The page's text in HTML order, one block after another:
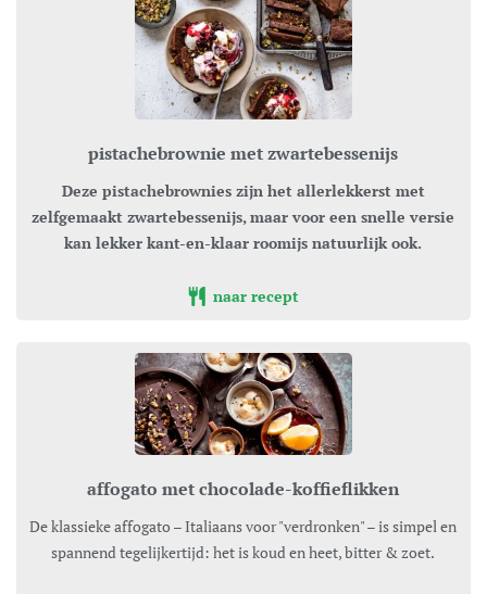
pistachebrownie met zwartebessenijs
Deze pistachebrownies zijn het allerlekkerst met
zelfgemaakt zwartebessenijs, maar voor een snelle versie
kan lekker kant-en-klaar roomijs natuurlijk ook.
naar recept
affogato met chocolade-koffieflikken
De klassieke affogato – Italiaans voor "verdronken" – is simpel en
spannend tegelijkertijd: het is koud en heet, bitter & zoet.